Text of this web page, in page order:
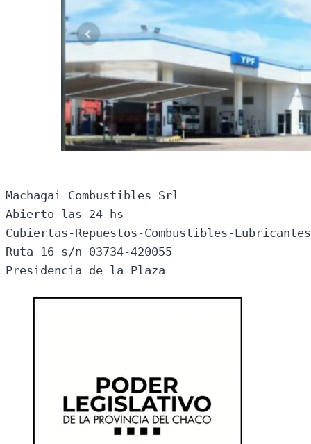
Machagai Combustibles Srl
Abierto las 24 hs
Cubiertas-Repuestos-Combustibles-
Ruta 16 s/n 03734-420055
Presidencia de la Plaza